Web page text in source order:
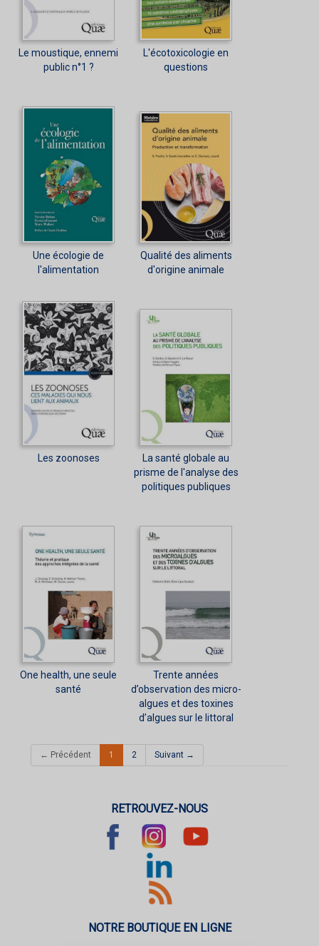
Le moustique, ennemi
public n°1 ?
L'écotoxicologie en
questions
Une écologie de
l'alimentation
Qualité des aliments
d'origine animale
Les zoonoses
La santé globale au
prisme de l'analyse des
politiques publiques
One health, une seule
santé
Trente années
d’observation des micro-
algues et des toxines
d’algues sur le littoral
← Précédent 1 (current)
2 Suivant →
RETROUVEZ-NOUS
NOTRE BOUTIQUE EN LIGNE